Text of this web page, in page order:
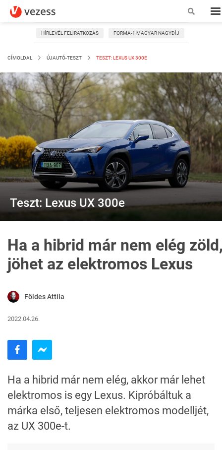
HÍRLEVÉL FELIRATKOZÁS FORMA-1 MAGYAR NAGYDÍJ
CÍMOLDAL ÚJAUTÓ-TESZT TESZT: LEXUS UX 300E
Teszt: Lexus UX 300e
Ha a hibrid már nem elég
jöhet az elektromos Lexus
Földes Attila
2022.04.26.
Ha a hibrid már nem elég, akkor már lehet
elektromos is egy Lexus. Kipróbáltuk a
márka első, teljesen elektromos modelljét,
az UX 300e-t.